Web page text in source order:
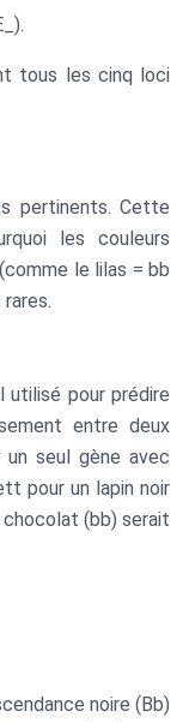
tous les cinq loci
pertinents. Cette
les couleurs
le lilas = bb
pour prédire
entre deux
un seul gène avec
pour un lapin noir
(bb) serait
noire (Bb)